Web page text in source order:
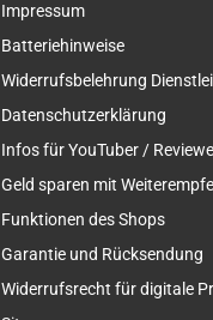
Impressum
Batteriehinweise
Widerrufsbelehrung
Datenschutzerklärung
Infos für YouTuber /
Geld sparen mit
Funktionen des Shops
Garantie und Rücksendung
Widerrufsrecht für digitale